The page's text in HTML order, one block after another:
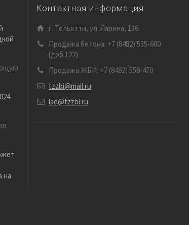
на
Контактная информация
г. Тольятти, ул. Ларина, 136
Продажа бетона: +7 (8482) 555-600
(доб.122)
Продажа ЖБИ: +7 (8482) 558-470
tzzbi@mail.ru
lad@tzzbi.ru